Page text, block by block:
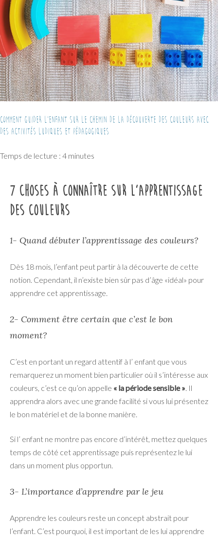
Comment guider l’enfant sur le chemin de la découverte des couleurs avec
des activités ludiques et pédagogiques
Temps de lecture : 4 minutes
7 choses à connaître sur l’apprentissage
des couleurs
1- Quand débuter l’apprentissage des couleurs?
Dès 18 mois, l’enfant peut partir à la découverte de cette
notion. Cependant, il n’existe bien sûr pas d’âge «idéal» pour
apprendre cet apprentissage.
2- Comment être certain que c’est le bon
moment?
C’est en portant un regard attentif à l’ enfant que vous
remarquerez un moment bien particulier où il s’intéresse aux
couleurs, c’est ce qu’on appelle « la période sensible » . Il
apprendra alors avec une grande facilité si vous lui présentez
le bon matériel et de la bonne manière.
Si l’ enfant ne montre pas encore d’intérêt, mettez quelques
temps de côté cet apprentissage puis représentez le lui
dans un moment plus opportun.
3- L’importance d’apprendre par le jeu
Apprendre les couleurs reste un concept abstrait pour
l’enfant. C’est pourquoi, il est important de les lui apprendre